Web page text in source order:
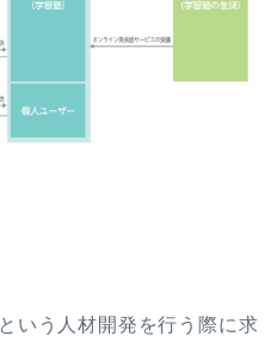
という人材開発を行う際に求